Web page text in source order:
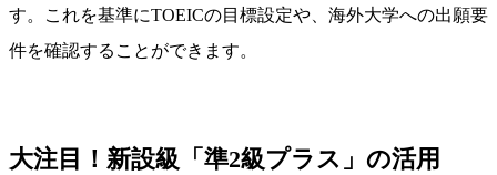
す。これを基準にTOEICの目標設定や、海外大学への出願要
件を確認することができます。
大注目！新設級「準2級プラス」の活用